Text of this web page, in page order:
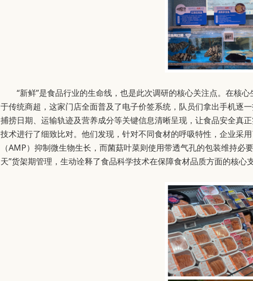
“新鲜”是食品行业的生命线，也是此次调研的核心关注点。在核
于传统商超，这家门店全面普及了电子价签系统，队员们拿出手机逐
捕捞日期、运输轨迹及营养成分等关键信息清晰呈现，让食品安全真
技术进行了细致比对。他们发现，针对不同食材的呼吸特性，企业采
（AMP）抑制微生物生长，而菌菇叶菜则使用带透气孔的包装维持
天”货架期管理，生动诠释了食品科学技术在保障食材品质方面的核心支